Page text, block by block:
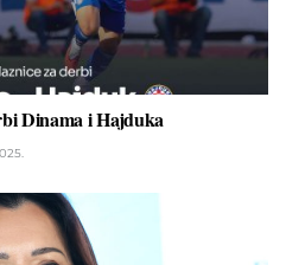
Dinama i Hajduka